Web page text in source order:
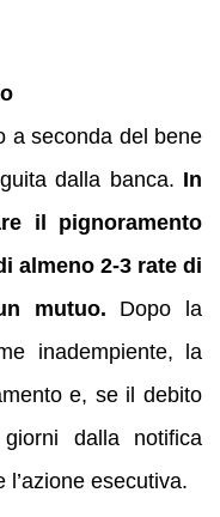
a seconda del bene
dalla banca. In
il pignoramento
almeno 2-3 rate di
mutuo. Dopo la
inadempiente, la
e, se il debito
dalla notifica
l’azione esecutiva.